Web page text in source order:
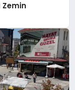
Zemin